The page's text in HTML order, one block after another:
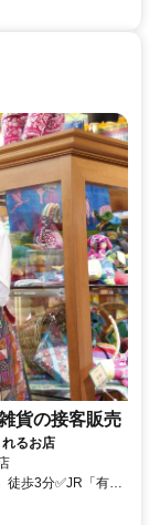
貨の接客販売
るお店
徒歩3分✅JR「有楽